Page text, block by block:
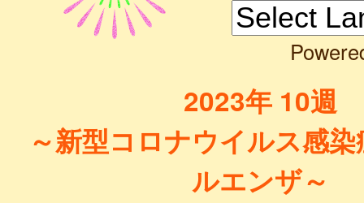
2023年 10週
～新型コロナウイルス感
ルエンザ～